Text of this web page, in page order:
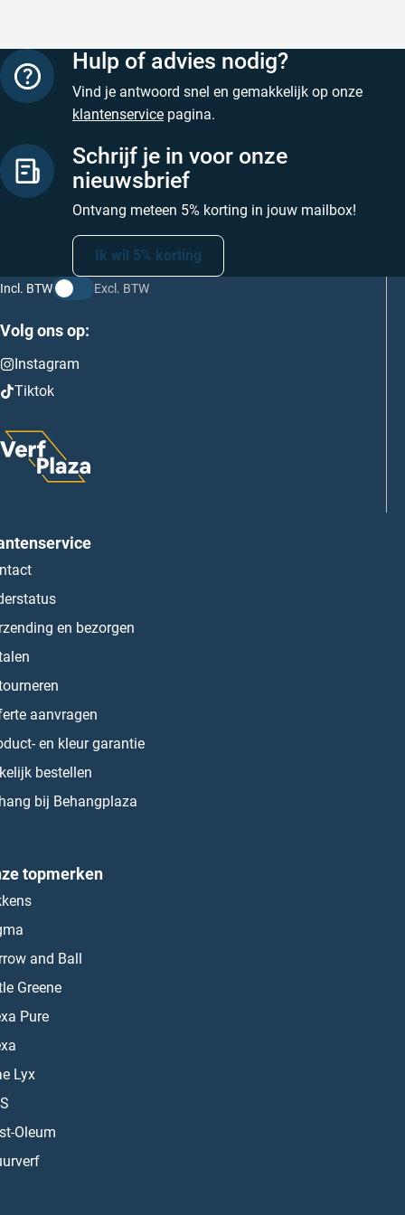
Hulp of advies nodig?
Vind je antwoord snel en gemakkelijk op onze
klantenservice pagina.
Schrijf je in voor onze
nieuwsbrief
Ontvang meteen 5% korting in jouw mailbox!
Ik wil 5% korting
Incl. BTW Excl. BTW
Volg ons op:
Instagram
Tiktok
en bezorgen
aanvragen
en kleur garantie
bestellen
bij Behangplaza
topmerken
and Ball
Greene
Pure
Lyx
Oleum